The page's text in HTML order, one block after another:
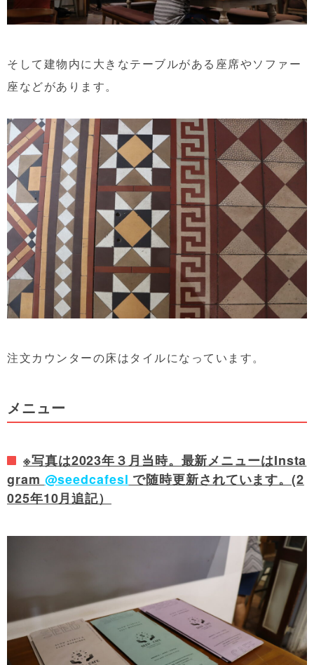
そして建物内に大きなテーブルがある座席やソファー
座などがあります。
注文カウンターの床はタイルになっています。
メニュー
※写真は2023年３月当時。最新メニューはInsta
gram @seedcafesl で随時更新されています。(2
025年10月追記）